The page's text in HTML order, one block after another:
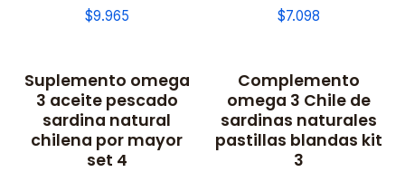
$9.965 $7.098
Suplemento omega
3 aceite pescado
sardina natural
chilena por mayor
set 4
Complemento
omega 3 Chile de
sardinas naturales
pastillas blandas kit
3